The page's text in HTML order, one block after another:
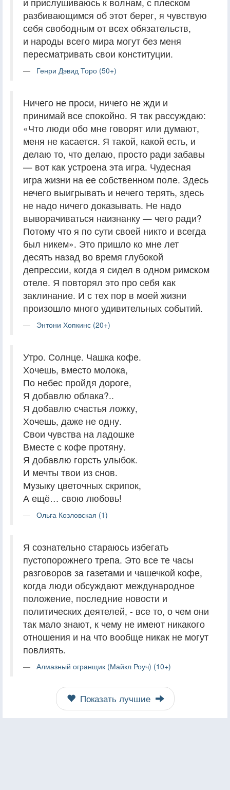
разбивающимся об этот берег, я чувствую
себя свободным от всех обязательств,
и народы всего мира могут без меня
пересматривать свои конституции.
Генри Дэвид Торо (50+)
Ничего не проси, ничего не жди и
принимай все спокойно. Я так рассуждаю:
«Что люди обо мне говорят или думают,
меня не касается. Я такой, какой есть, и
делаю то, что делаю, просто ради забавы
— вот как устроена эта игра. Чудесная
игра жизни на ее собственном поле. Здесь
нечего выигрывать и нечего терять, здесь
не надо ничего доказывать. Не надо
выворачиваться наизнанку — чего ради?
Потому что я по сути своей никто и всегда
был никем». Это пришло ко мне лет
десять назад во время глубокой
депрессии, когда я сидел в одном римском
отеле. Я повторял это про себя как
заклинание. И с тех пор в моей жизни
произошло много удивительных событий.
Энтони Хопкинс (20+)
Утро. Солнце. Чашка кофе.
Хочешь, вместо молока,
По небес пройдя дороге,
Я добавлю облака?..
Я добавлю счастья ложку,
Хочешь, даже не одну.
Свои чувства на ладошке
Вместе с кофе протяну.
Я добавлю горсть улыбок.
И мечты твои из снов.
Музыку цветочных скрипок,
А ещё… свою любовь!
Ольга Козловская (1)
Я сознательно стараюсь избегать
пустопорожнего трепа. Это все те часы
разговоров за газетами и чашечкой кофе,
когда люди обсуждают международное
положение, последние новости и
политических деятелей, - все то, о чем они
так мало знают, к чему не имеют никакого
отношения и на что вообще никак не могут
повлиять.
Алмазный огранщик (Майкл Роуч) (10+)
Показать лучшие